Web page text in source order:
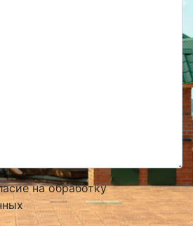
на обработку